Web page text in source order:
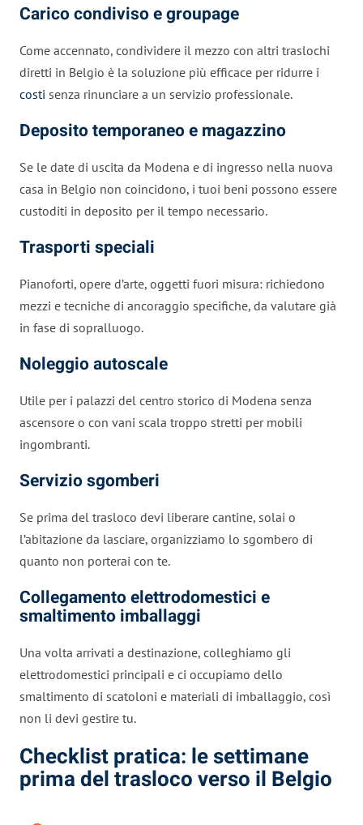
Carico condiviso e groupage
Come accennato, condividere il mezzo con altri traslochi
diretti in Belgio è la soluzione più efficace per ridurre i
costi senza rinunciare a un servizio professionale.
Deposito temporaneo e magazzino
Se le date di uscita da Modena e di ingresso nella nuova
casa in Belgio non coincidono, i tuoi beni possono essere
custoditi in deposito per il tempo necessario.
Trasporti speciali
Pianoforti, opere d’arte, oggetti fuori misura: richiedono
mezzi e tecniche di ancoraggio specifiche, da valutare già
in fase di sopralluogo.
Noleggio autoscale
Utile per i palazzi del centro storico di Modena senza
ascensore o con vani scala troppo stretti per mobili
ingombranti.
Servizio sgomberi
Se prima del trasloco devi liberare cantine, solai o
l’abitazione da lasciare, organizziamo lo sgombero di
quanto non porterai con te.
Collegamento elettrodomestici e
smaltimento imballaggi
Una volta arrivati a destinazione, colleghiamo gli
elettrodomestici principali e ci occupiamo dello
smaltimento di scatoloni e materiali di imballaggio, così
non li devi gestire tu.
Checklist pratica: le settimane
prima del trasloco verso il Belgio